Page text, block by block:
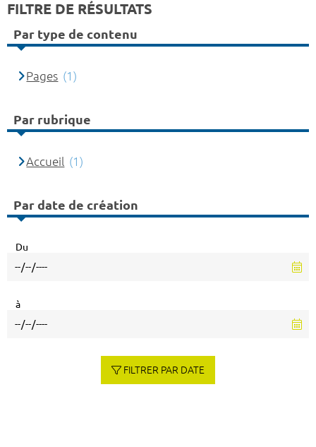
FILTRE DE RÉSULTATS
Par type de contenu
Pages (1)
Par rubrique
Accueil (1)
Par date de création
Du
à
FILTRER PAR DATE